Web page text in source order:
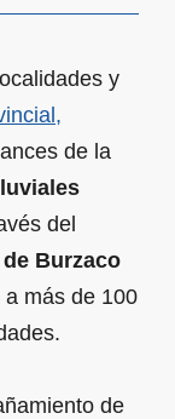
y
de la
del
Burzaco
más de 100
de